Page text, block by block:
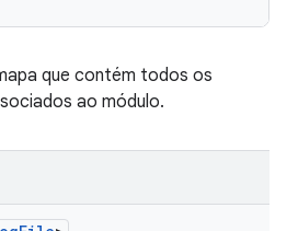
que contém todos os
ao módulo.